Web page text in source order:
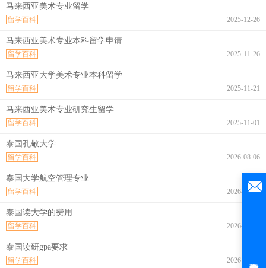
马来西亚美术专业留学
2025-12-26
留学百科
马来西亚美术专业本科留学申请
2025-11-26
留学百科
马来西亚大学美术专业本科留学
2025-11-21
留学百科
马来西亚美术专业研究生留学
2025-11-01
留学百科
泰国孔敬大学
2026-08-06
留学百科
泰国大学航空管理专业
2026-08-06
留学百科
泰国读大学的费用
2026-08-06
留学百科
泰国读研gpa要求
2026-08-06
留学百科